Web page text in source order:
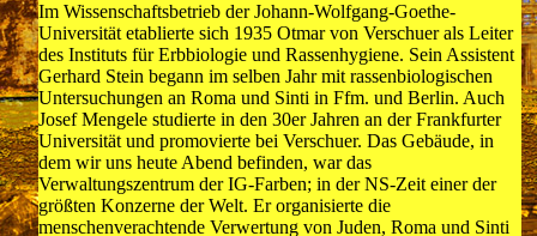
Im Wissenschaftsbetrieb der Johann-Wolfgang-Goethe-
Universität etablierte sich 1935 Otmar von Verschuer als Leiter
des Instituts für Erbbiologie und Rassenhygiene. Sein Assistent
Gerhard Stein begann im selben Jahr mit rassenbiologischen
Untersuchungen an Roma und Sinti in Ffm. und Berlin. Auch
Josef Mengele studierte in den 30er Jahren an der Frankfurter
Universität und promovierte bei Verschuer. Das Gebäude, in
dem wir uns heute Abend befinden, war das
Verwaltungszentrum der IG-Farben; in der NS-Zeit einer der
größten Konzerne der Welt. Er organisierte die
menschenverachtende Verwertung von Juden, Roma und Sinti